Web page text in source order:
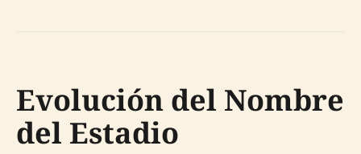
Evolución del Nombre
del Estadio